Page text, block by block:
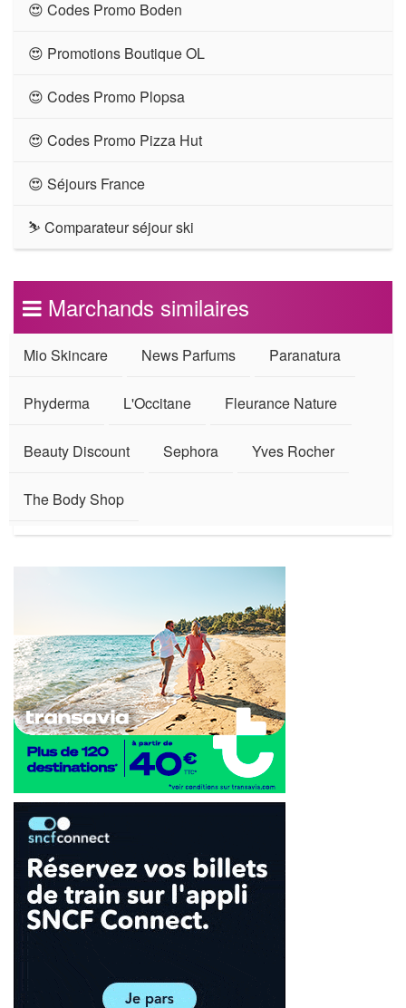
😍 Codes Promo Boden
😍 Promotions Boutique OL
😍 Codes Promo Plopsa
😍 Codes Promo Pizza Hut
😍 Séjours France
⛷ Comparateur séjour ski
Marchands similaires
Mio Skincare News Parfums Paranatura
Phyderma L'Occitane Fleurance Nature
Beauty Discount Sephora Yves Rocher
The Body Shop